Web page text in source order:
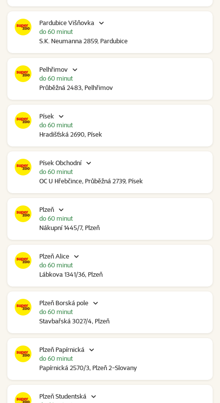
Pardubice Višňovka
S.K. Neumanna 2859, Pardubice
do 60 minut
Pelhřimov
Průběžná 2483, Pelhřimov
do 60 minut
Písek
Hradišťská 2690, Písek
do 60 minut
Písek Obchodní
OC U Hřebčince, Průběžná 2739, Písek
do 60 minut
Plzeň
Nákupní 1445/7, Plzeň
do 60 minut
Plzeň Alice
Lábkova 1341/36, Plzeň
do 60 minut
Plzeň Borská pole
Stavbařská 3027/4, Plzeň
do 60 minut
Plzeň Papírnická
Papírnická 2570/3, Plzeň 2-Slovany
do 60 minut
Plzeň Studentská